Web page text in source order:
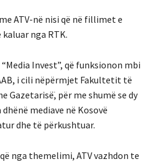
ATV-në nisi që në fillimet e
nga RTK.
Invest”, që funksionon mbi
i cili nëpërmjet Fakultetit të
Gazetarisë̈, për me shumë se dy
mediave në Kosovë
dhe të përkushtuar.
nga themelimi, ATV vazhdon te